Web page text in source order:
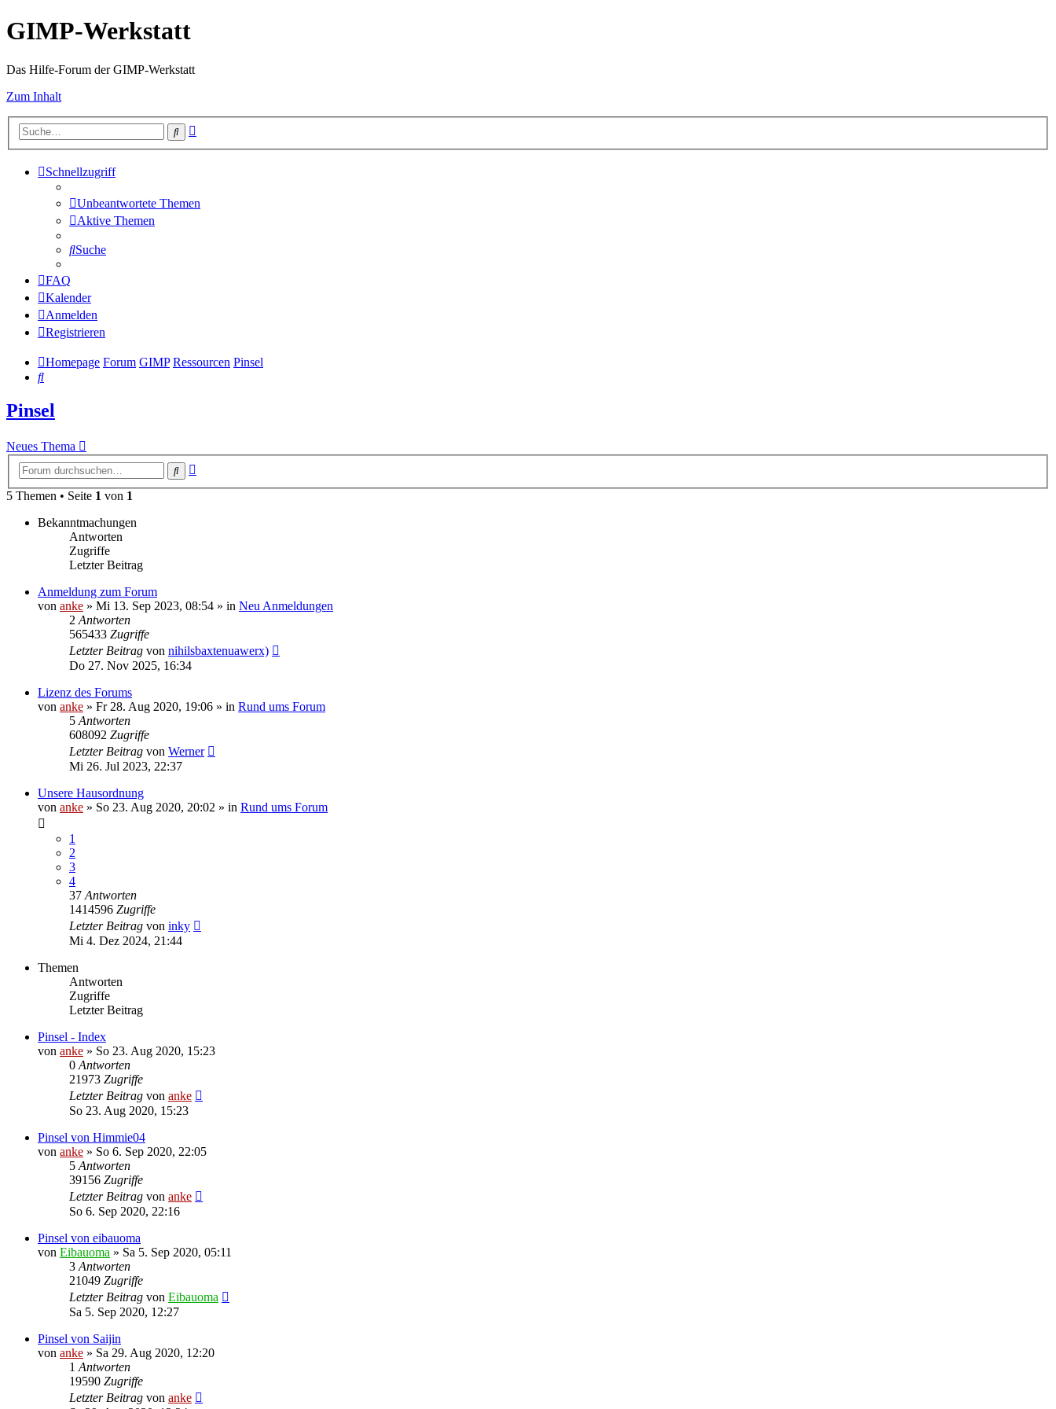
GIMP-Werkstatt
Das Hilfe-Forum der GIMP-Werkstatt
Zum Inhalt
Suche
Schnellzugriff
Unbeantwortete Themen
Aktive Themen
Suche
FAQ
Kalender
Anmelden
Registrieren
Homepage Forum GIMP Ressourcen Pinsel
Suche
Pinsel
Neues Thema
Suche
5 Themen • Seite 1 von 1
Bekanntmachungen
Antworten
Zugriffe
Letzter Beitrag
Anmeldung zum Forum
von anke » Mi 13. Sep 2023, 08:54 » in Neu Anmeldungen
2 Antworten
565433 Zugriffe
Letzter Beitrag von nihilsbaxtenuawerx)
Do 27. Nov 2025, 16:34
Lizenz des Forums
von anke » Fr 28. Aug 2020, 19:06 » in Rund ums Forum
5 Antworten
608092 Zugriffe
Letzter Beitrag von Werner
Mi 26. Jul 2023, 22:37
Unsere Hausordnung
von anke » So 23. Aug 2020, 20:02 » in Rund ums Forum
1
2
3
4
37 Antworten
1414596 Zugriffe
Letzter Beitrag von inky
Mi 4. Dez 2024, 21:44
Themen
Antworten
Zugriffe
Letzter Beitrag
Pinsel - Index
von anke » So 23. Aug 2020, 15:23
0 Antworten
21973 Zugriffe
Letzter Beitrag von anke
So 23. Aug 2020, 15:23
Pinsel von Himmie04
von anke » So 6. Sep 2020, 22:05
5 Antworten
39156 Zugriffe
Letzter Beitrag von anke
So 6. Sep 2020, 22:16
Pinsel von eibauoma
von Eibauoma » Sa 5. Sep 2020, 05:11
3 Antworten
21049 Zugriffe
Letzter Beitrag von Eibauoma
Sa 5. Sep 2020, 12:27
Pinsel von Saijin
von anke » Sa 29. Aug 2020, 12:20
1 Antworten
19590 Zugriffe
Letzter Beitrag von anke